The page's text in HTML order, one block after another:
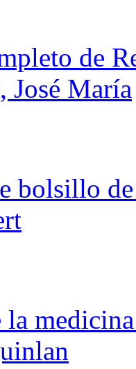
de
José María
bolsillo de